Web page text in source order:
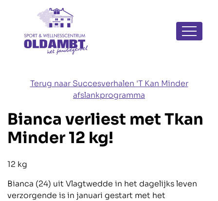
Navigatie
Terug naar Succesverhalen 'T Kan Minder
afslankprogramma
Bianca verliest met Tkan
Minder 12 kg!
Blog_field_Totaal afgevallen
12 kg
Bianca (24) uit Vlagtwedde in het dagelijks leven
verzorgende is in januari gestart met het